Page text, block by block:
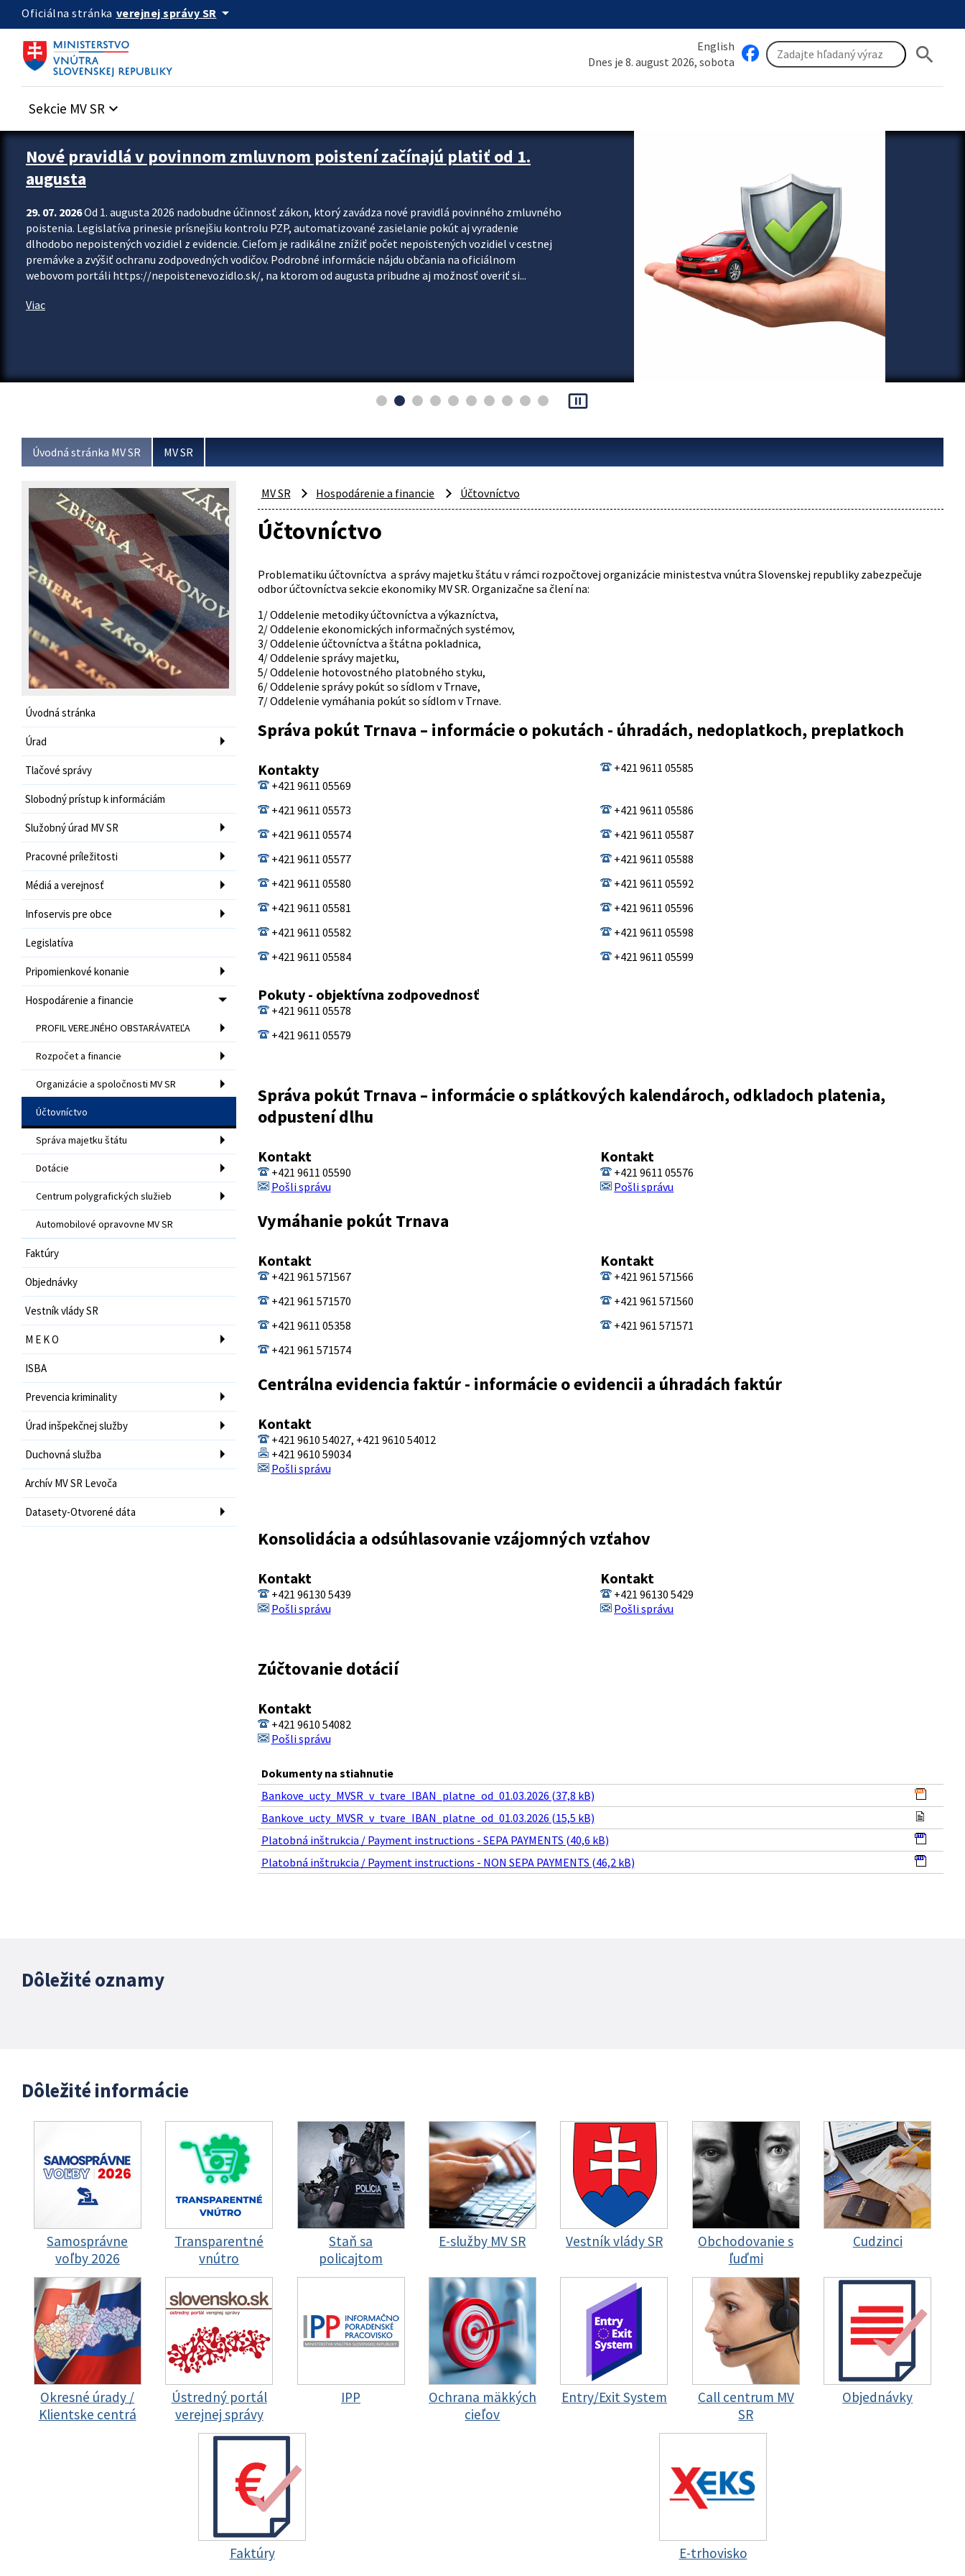
Preskocit na hlavný obsah
Oficiálna stránka verejnej správy SR arrow_drop_down
English
Dnes je 8. august 2026, sobota
search
Sekcie MV SR keyboard_arrow_down
Zastavit automatický posun upútavok
Nové pravidlá v povinnom zmluvnom poistení začínajú platiť od 1.
augusta
29. 07. 2026Od 1. augusta 2026 nadobudne účinnosť zákon, ktorý zavádza nové pravidlá povinného zmluvného
poistenia. Legislatíva prinesie prísnejšiu kontrolu PZP, automatizované zasielanie pokút aj vyradenie
dlhodobo nepoistených vozidiel z evidencie. Cieľom je radikálne znížiť počet nepoistených vozidiel v cestnej
premávke a zvýšiť ochranu zodpovedných vodičov. Podrobné informácie nájdu občania na oficiálnom
webovom portáli https://nepoistenevozidlo.sk/, na ktorom od augusta pribudne aj možnosť overiť si...
Viac
pause_presentation
Úvodná stránka MV SR MV SR
Úvodná stránka
Úrad
Tlačové správy
Slobodný prístup k informáciám
Služobný úrad MV SR
Pracovné príležitosti
Médiá a verejnosť
Infoservis pre obce
Legislatíva
Pripomienkové konanie
Hospodárenie a financie
PROFIL VEREJNÉHO OBSTARÁVATEĽA
Rozpočet a financie
Organizácie a spoločnosti MV SR
Účtovníctvo
Správa majetku štátu
Dotácie
Centrum polygrafických služieb
Automobilové opravovne MV SR
Faktúry
Objednávky
Vestník vlády SR
M E K O
ISBA
Prevencia kriminality
Úrad inšpekčnej služby
Duchovná služba
Archív MV SR Levoča
Datasety-Otvorené dáta
MV SR Hospodárenie a financie Účtovníctvo
Účtovníctvo
Problematiku účtovníctva a správy majetku štátu v rámci rozpočtovej organizácie ministestva vnútra Slovenskej republiky zabezpečuje
odbor účtovníctva sekcie ekonomiky MV SR. Organizačne sa člení na:
1/ Oddelenie metodiky účtovníctva a výkazníctva,
2/ Oddelenie ekonomických informačných systémov,
3/ Oddelenie účtovníctva a štátna pokladnica,
4/ Oddelenie správy majetku,
5/ Oddelenie hotovostného platobného styku,
6/ Oddelenie správy pokút so sídlom v Trnave,
7/ Oddelenie vymáhania pokút so sídlom v Trnave.
Správa pokút Trnava – informácie o pokutách - úhradách, nedoplatkoch, preplatkoch
Kontakty
+421 9611 05569
+421 9611 05585
+421 9611 05573
+421 9611 05586
+421 9611 05574
+421 9611 05587
+421 9611 05577
+421 9611 05588
+421 9611 05580
+421 9611 05592
+421 9611 05581
+421 9611 05596
+421 9611 05582
+421 9611 05598
+421 9611 05584
+421 9611 05599
Pokuty - objektívna zodpovednosť
+421 9611 05578
+421 9611 05579
Správa pokút Trnava – informácie o splátkových kalendároch, odkladoch platenia,
odpustení dlhu
Kontakt
+421 9611 05590
Pošli správu
Kontakt
+421 9611 05576
Pošli správu
Vymáhanie pokút Trnava
Kontakt
+421 961 571567
Kontakt
+421 961 571566
+421 961 571570
+421 961 571560
+421 9611 05358
+421 961 571571
+421 961 571574
Centrálna evidencia faktúr - informácie o evidencii a úhradách faktúr
Kontakt
+421 9610 54027, +421 9610 54012
+421 9610 59034
Pošli správu
Konsolidácia a odsúhlasovanie vzájomných vzťahov
Kontakt
+421 96130 5439
Pošli správu
Kontakt
+421 96130 5429
Pošli správu
Zúčtovanie dotácií
Kontakt
+421 9610 54082
Pošli správu
Dokumenty na stiahnutie
Bankove_ucty_MVSR_v_tvare_IBAN_platne_od_01.03.2026 (37,8 kB)
Bankove_ucty_MVSR_v_tvare_IBAN_platne_od_01.03.2026 (15,5 kB)
Platobná inštrukcia / Payment instructions - SEPA PAYMENTS (40,6 kB)
Platobná inštrukcia / Payment instructions - NON SEPA PAYMENTS (46,2 kB)
Dôležité oznamy
Dôležité informácie
Samosprávne
voľby 2026
Transparentné
vnútro
Staň sa
policajtom
E-služby MV SR Vestník vlády SR
Obchodovanie s
ľuďmi
Cudzinci
Okresné úrady /
Klientske centrá
Ústredný portál
verejnej správy
IPP
Ochrana mäkkých
cieľov
Entry/Exit System
Call centrum MV
SR
Objednávky
Faktúry E-trhovisko